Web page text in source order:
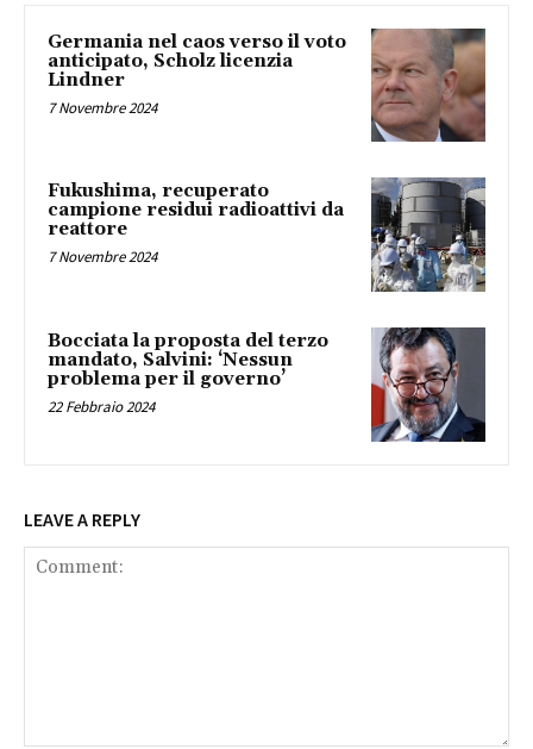
Germania nel caos verso il voto
anticipato, Scholz licenzia
Lindner
7 Novembre 2024
Fukushima, recuperato
campione residui radioattivi da
reattore
7 Novembre 2024
Bocciata la proposta del terzo
mandato, Salvini: ‘Nessun
problema per il governo’
22 Febbraio 2024
LEAVE A REPLY